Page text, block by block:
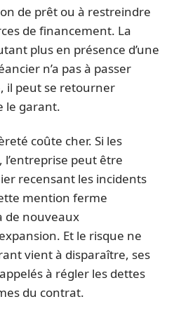
de prêt ou à restreindre
de financement. La
plus en présence d’une
n’a pas à passer
il peut se retourner
le garant.
coûte cher. Si les
peut être
recensant les incidents
mention ferme
de nouveaux
Et le risque ne
vient à disparaître, ses
à régler les dettes
du contrat.